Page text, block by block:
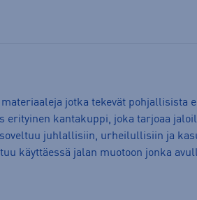
materiaaleja jotka tekevät pohjallisista
erityinen kantakuppi, joka tarjoaa
juhlallisiin, urheilullisiin ja
käyttäessä jalan muotoon jonka